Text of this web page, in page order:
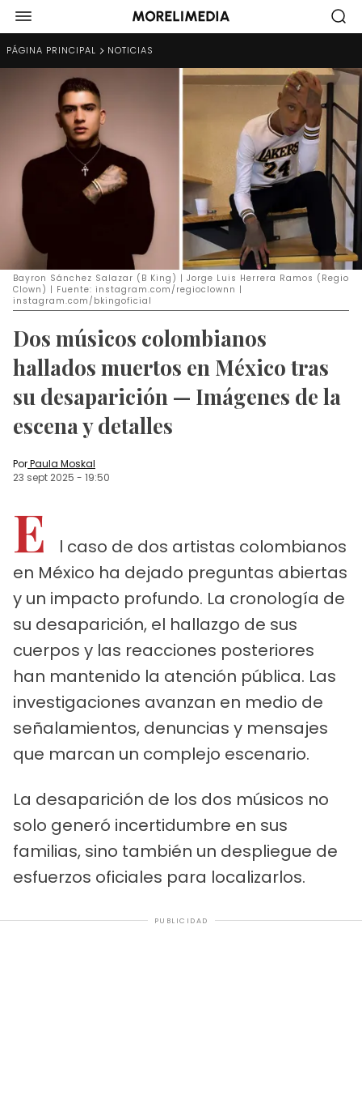
PÁGINA PRINCIPAL NOTICIAS
Bayron Sánchez Salazar (B King) | Jorge Luis Herrera Ramos (Regio
Clown) | Fuente: instagram.com/regioclownn |
instagram.com/bkingoficial
Dos músicos colombianos
hallados muertos en México tras
su desaparición — Imágenes de la
escena y detalles
PorPaula Moskal
23 sept 2025 - 19:50
E
l caso de dos artistas colombianos
en México ha dejado preguntas abiertas
y un impacto profundo. La cronología de
su desaparición, el hallazgo de sus
cuerpos y las reacciones posteriores
han mantenido la atención pública. Las
investigaciones avanzan en medio de
señalamientos, denuncias y mensajes
que marcan un complejo escenario.
La desaparición de los dos músicos no
solo generó incertidumbre en sus
familias, sino también un despliegue de
esfuerzos oficiales para localizarlos.
PUBLICIDAD